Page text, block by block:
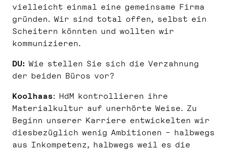
vielleicht einmal eine gemeinsame Firma
gründen. Wir sind total offen, selbst ein
Scheitern könnten und wollten wir
kommunizieren.
DU: Wie stellen Sie sich die Verzahnung
der beiden Büros vor?
Koolhaas: HdM kontrollieren ihre
Materialkultur auf unerhörte Weise. Zu
Beginn unserer Karriere entwickelten wir
diesbezüglich wenig Ambitionen – halbwegs
aus Inkompetenz, halbwegs weil es die